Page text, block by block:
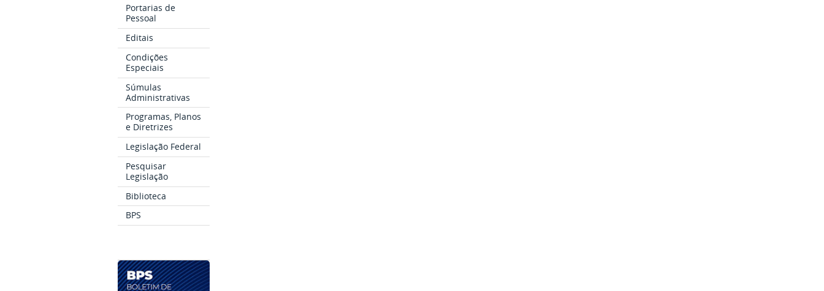
Portarias de
Pessoal
Editais
Condições
Especiais
Súmulas
Administrativas
Programas, Planos
e Diretrizes
Legislação Federal
Pesquisar
Legislação
Biblioteca
BPS